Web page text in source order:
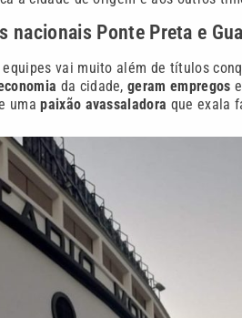
nacionais Ponte Preta e
vai muito além de títulos
da cidade,geram empregos
umapaixão avassaladora que exala